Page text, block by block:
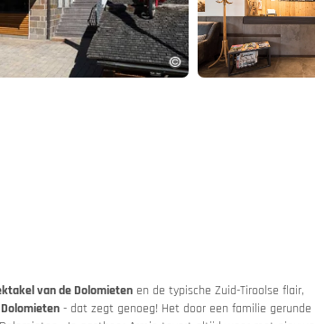
van de Dolomieten en de typische Zuid-Tiroolse flair,
- dat zegt genoeg! Het door een familie gerunde